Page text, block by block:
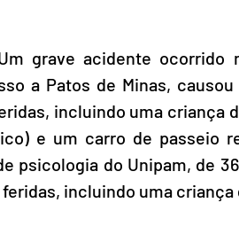
grave acidente ocorrido
a Patos de Minas,
incluindo uma criança
e um carro de passeio
psicologia do Unipam, de
incluindo uma criança